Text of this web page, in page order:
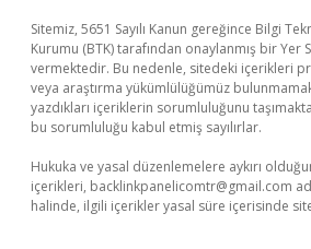
Sitemiz, 5651 Sayılı Kanun gereğince Bilgi
Kurumu (BTK) tarafından onaylanmış bir Yer
vermektedir. Bu nedenle, sitedeki içerikleri
veya araştırma yükümlülüğümüz
yazdıkları içeriklerin sorumluluğunu
bu sorumluluğu kabul etmiş sayılırlar.
Hukuka ve yasal düzenlemelere aykırı
içerikleri, backlinkpanelicomtr@gmail.com
halinde, ilgili içerikler yasal süre içerisinde